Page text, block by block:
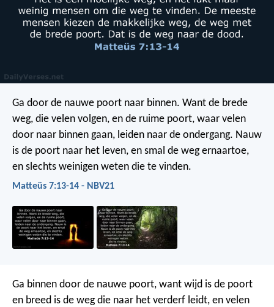
Ga door de nauwe poort naar binnen. Want de brede
weg, die velen volgen, en de ruime poort, waar velen
door naar binnen gaan, leiden naar de ondergang. Nauw
is de poort naar het leven, en smal de weg ernaartoe,
en slechts weinigen weten die te vinden.
Matteüs 7:13-14 - NBV21
Ga binnen door de nauwe poort, want wijd is de poort
en breed is de weg die naar het verderf leidt, en velen